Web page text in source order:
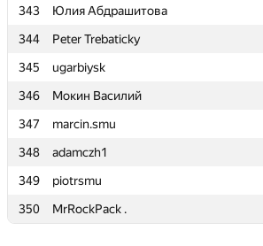
343
Юлия Абдрашитова
344
Peter Trebaticky
345
ugarbiysk
346
Мокин Василий
347
marcin.smu
348
adamczh1
349
piotrsmu
350
MrRockPack .
343
Юлия Абдрашитова
344
Peter Trebaticky
345
ugarbiysk
346
Мокин Василий
347
marcin.smu
348
adamczh1
349
piotrsmu
350
MrRockPack .